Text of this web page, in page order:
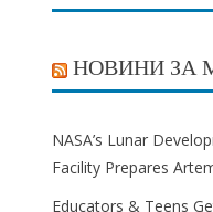
НОВИНИ ЗА
NASA’s Lunar
Facility Prepares
Educators & Teens